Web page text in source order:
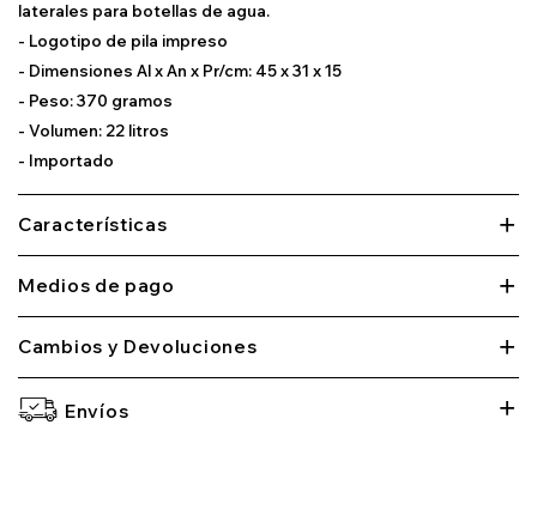
laterales para botellas de agua.
- Logotipo de pila impreso
- Dimensiones Al x An x Pr/cm: 45 x 31 x 15
- Peso: 370 gramos
- Volumen: 22 litros
- Importado
Características
Medios de pago
Cambios y Devoluciones
Envíos